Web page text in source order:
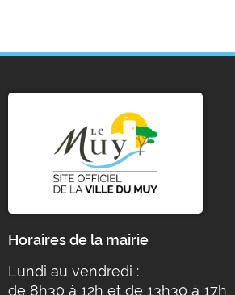
Horaires de la mairie
Lundi au vendredi :
de 8h30 à 12h et de 13h30 à 17h